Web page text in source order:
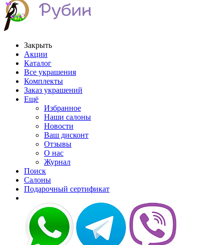
Закрыть
Акции
Каталог
Все украшения
Комплекты
Заказ украшений
Ещё
Избранное
Наши салоны
Новости
Ваш дисконт
Отзывы
О нас
Журнал
Поиск
Салоны
Подарочный сертификат